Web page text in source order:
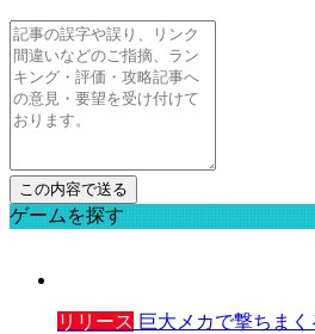
ゲームを探す
リリース 巨大メカで撃ちま